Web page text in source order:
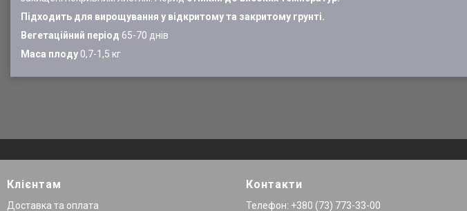
Підходить для вирощування у відкритому та закритому грунті.
Вегетаційний період 65-70 днів
Маса плоду 0,7-1,5 кг
Клієнтам
Доставка та оплата
Контакти
Телефон: +380 (73) 773-33-00